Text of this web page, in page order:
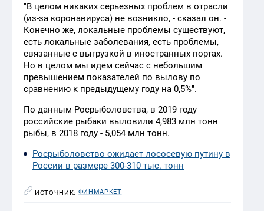
"В целом никаких серьезных проблем в отрасли
(из-за коронавируса) не возникло, - сказал он. -
Конечно же, локальные проблемы существуют,
есть локальные заболевания, есть проблемы,
связанные с выгрузкой в иностранных портах.
Но в целом мы идем сейчас с небольшим
превышением показателей по вылову по
сравнению к предыдущему году на 0,5%".
По данным Росрыболовства, в 2019 году
российские рыбаки выловили 4,983 млн тонн
рыбы, в 2018 году - 5,054 млн тонн.
Росрыболовство ожидает лососевую путину в
России в размере 300-310 тыс. тонн
ИСТОЧНИК: ФИНМАРКЕТ